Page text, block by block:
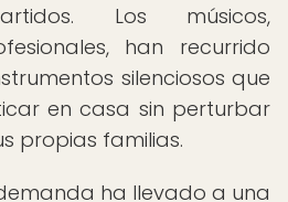
Los músicos,
han recurrido
silenciosos que
en casa sin perturbar
propias familias.
ha llevado a una